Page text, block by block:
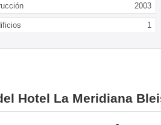
2003
1
Hotel La Meridiana